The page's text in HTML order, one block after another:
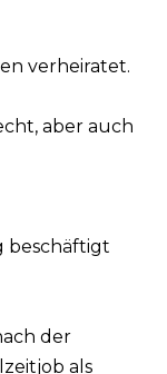
verheiratet.
aber auch
beschäftigt
der
als